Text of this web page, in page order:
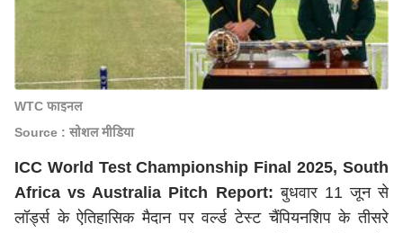
WTC फाइनल
Source : सोशल मीडिया
ICC World Test Championship Final 2025, South
Africa vs Australia Pitch Report: बुधवार 11 जून से
लॉर्ड्स के ऐतिहासिक मैदान पर वर्ल्ड टेस्ट चैंपियनशिप के तीसरे